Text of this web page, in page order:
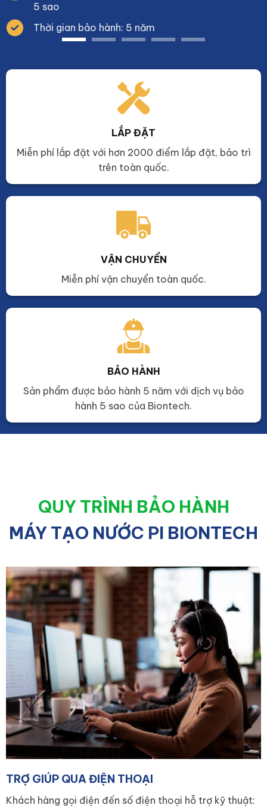
5 sao
Thời gian bảo hành: 5 năm
LẮP ĐẶT
Miễn phí lắp đặt với hơn 2000 điểm lắp đặt, bảo trì
trên toàn quốc.
VẬN CHUYỂN
Miễn phí vận chuyển toàn quốc.
BẢO HÀNH
Sản phẩm được bảo hành 5 năm với dịch vụ bảo
hành 5 sao của Biontech.
QUY TRÌNH BẢO HÀNH
MÁY TẠO NƯỚC PI BIONTECH
TRỢ GIÚP QUA ĐIỆN THOẠI
Khách hàng gọi điện đến số điện thoại hỗ trợ kỹ thuật: